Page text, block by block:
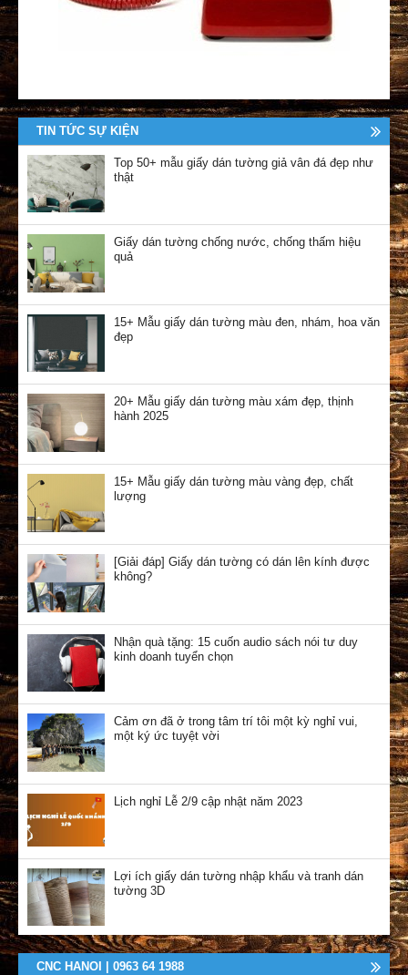
TIN TỨC SỰ KIỆN
Top 50+ mẫu giấy dán tường giả vân đá đẹp như
thật
Giấy dán tường chống nước, chống thấm hiệu
quả
15+ Mẫu giấy dán tường màu đen, nhám, hoa văn
đẹp
20+ Mẫu giấy dán tường màu xám đẹp, thịnh
hành 2025
15+ Mẫu giấy dán tường màu vàng đẹp, chất
lượng
[Giải đáp] Giấy dán tường có dán lên kính được
không?
Nhận quà tặng: 15 cuốn audio sách nói tư duy
kinh doanh tuyển chọn
Cảm ơn đã ở trong tâm trí tôi một kỳ nghỉ vui,
một ký ức tuyệt vời
Lịch nghỉ Lễ 2/9 cập nhật năm 2023
Lợi ích giấy dán tường nhập khẩu và tranh dán
tường 3D
CNC HANOI | 0963 64 1988